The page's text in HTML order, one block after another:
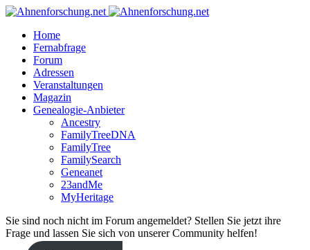
Home
Fernabfrage
Forum
Adressen
Veranstaltungen
Magazin
Genealogie-Anbieter
Ancestry
FamilyTreeDNA
FamilyTree
FamilySearch
Geneanet
23andMe
MyHeritage
Sie sind noch nicht im Forum angemeldet? Stellen Sie jetzt ihre
Frage und lassen Sie sich von unserer Community helfen!